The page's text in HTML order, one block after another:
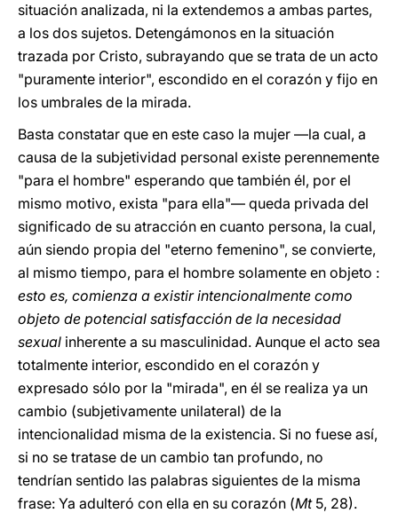
situación analizada, ni la extendemos a ambas partes,
a los dos sujetos. Detengámonos en la situación
trazada por Cristo, subrayando que se trata de un acto
"puramente interior", escondido en el corazón y fijo en
los umbrales de la mirada.
Basta constatar que en este caso la mujer —la cual, a
causa de la subjetividad personal existe perennemente
"para el hombre" esperando que también él, por el
mismo motivo, exista "para ella"— queda privada del
significado de su atracción en cuanto persona, la cual,
aún siendo propia del "eterno femenino", se convierte,
al mismo tiempo, para el hombre solamente en objeto :
esto es, comienza a existir intencionalmente como
objeto de potencial satisfacción de la necesidad
sexual inherente a su masculinidad. Aunque el acto sea
totalmente interior, escondido en el corazón y
expresado sólo por la "mirada", en él se realiza ya un
cambio (subjetivamente unilateral) de la
intencionalidad misma de la existencia. Si no fuese así,
si no se tratase de un cambio tan profundo, no
tendrían sentido las palabras siguientes de la misma
frase: Ya adulteró con ella en su corazón (Mt5, 28).